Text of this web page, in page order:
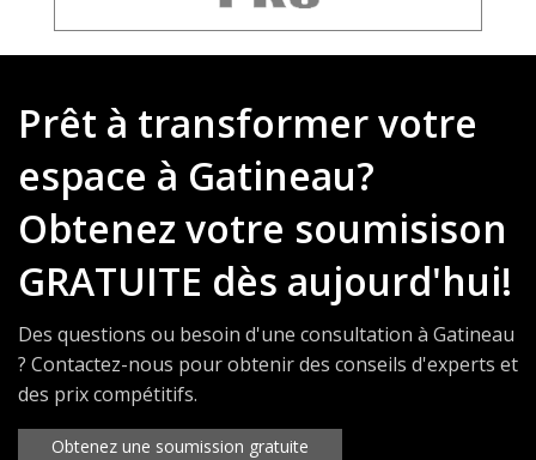
Prêt à transformer votre
espace à Gatineau?
Obtenez votre soumisison
GRATUITE dès aujourd'hui!
Des questions ou besoin d'une consultation à Gatineau
? Contactez-nous pour obtenir des conseils d'experts et
des prix compétitifs.
Obtenez une soumission gratuite